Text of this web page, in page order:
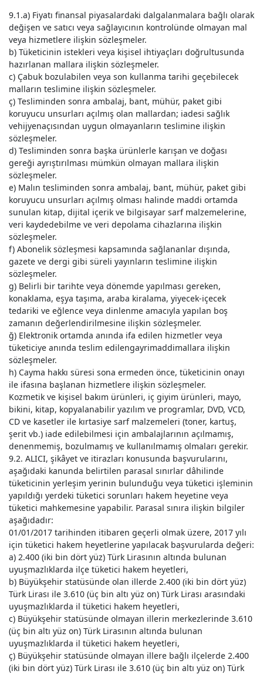
9.1.a) Fiyatı finansal piyasalardaki dalgalanmalara bağlı olarak
değişen ve satıcı veya sağlayıcının kontrolünde olmayan mal
veya hizmetlere ilişkin sözleşmeler.
b) Tüketicinin istekleri veya kişisel ihtiyaçları doğrultusunda
hazırlanan mallara ilişkin sözleşmeler.
c) Çabuk bozulabilen veya son kullanma tarihi geçebilecek
malların teslimine ilişkin sözleşmeler.
ç) Tesliminden sonra ambalaj, bant, mühür, paket gibi
koruyucu unsurları açılmış olan mallardan; iadesi sağlık
vehijyenaçısından uygun olmayanların teslimine ilişkin
sözleşmeler.
d) Tesliminden sonra başka ürünlerle karışan ve doğası
gereği ayrıştırılması mümkün olmayan mallara ilişkin
sözleşmeler.
e) Malın tesliminden sonra ambalaj, bant, mühür, paket gibi
koruyucu unsurları açılmış olması halinde maddi ortamda
sunulan kitap, dijital içerik ve bilgisayar sarf malzemelerine,
veri kaydedebilme ve veri depolama cihazlarına ilişkin
sözleşmeler.
f) Abonelik sözleşmesi kapsamında sağlananlar dışında,
gazete ve dergi gibi süreli yayınların teslimine ilişkin
sözleşmeler.
g) Belirli bir tarihte veya dönemde yapılması gereken,
konaklama, eşya taşıma, araba kiralama, yiyecek-içecek
tedariki ve eğlence veya dinlenme amacıyla yapılan boş
zamanın değerlendirilmesine ilişkin sözleşmeler.
ğ) Elektronik ortamda anında ifa edilen hizmetler veya
tüketiciye anında teslim edilengayrimaddimallara ilişkin
sözleşmeler.
h) Cayma hakkı süresi sona ermeden önce, tüketicinin onayı
ile ifasına başlanan hizmetlere ilişkin sözleşmeler.
Kozmetik ve kişisel bakım ürünleri, iç giyim ürünleri, mayo,
bikini, kitap, kopyalanabilir yazılım ve programlar, DVD, VCD,
CD ve kasetler ile kırtasiye sarf malzemeleri (toner, kartuş,
şerit vb.) iade edilebilmesi için ambalajlarının açılmamış,
denenmemiş, bozulmamış ve kullanılmamış olmaları gerekir.
9.2. ALICI, şikâyet ve itirazları konusunda başvurularını,
aşağıdaki kanunda belirtilen parasal sınırlar dâhilinde
tüketicinin yerleşim yerinin bulunduğu veya tüketici işleminin
yapıldığı yerdeki tüketici sorunları hakem heyetine veya
tüketici mahkemesine yapabilir. Parasal sınıra ilişkin bilgiler
aşağıdadır:
01/01/2017 tarihinden itibaren geçerli olmak üzere, 2017 yılı
için tüketici hakem heyetlerine yapılacak başvurularda değeri:
a) 2.400 (iki bin dört yüz) Türk Lirasının altında bulunan
uyuşmazlıklarda ilçe tüketici hakem heyetleri,
b) Büyükşehir statüsünde olan illerde 2.400 (iki bin dört yüz)
Türk Lirası ile 3.610 (üç bin altı yüz on) Türk Lirası arasındaki
uyuşmazlıklarda il tüketici hakem heyetleri,
c) Büyükşehir statüsünde olmayan illerin merkezlerinde 3.610
(üç bin altı yüz on) Türk Lirasının altında bulunan
uyuşmazlıklarda il tüketici hakem heyetleri,
ç) Büyükşehir statüsünde olmayan illere bağlı ilçelerde 2.400
(iki bin dört yüz) Türk Lirası ile 3.610 (üç bin altı yüz on) Türk